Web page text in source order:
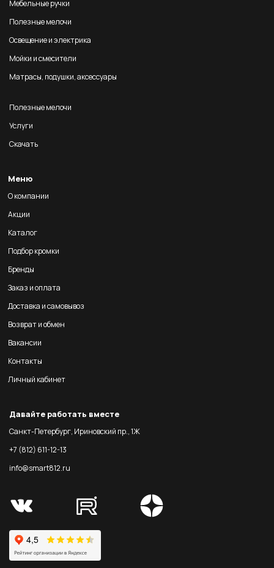
Мебельные ручки
Полезные мелочи
Освещение и электрика
Мойки и смесители
Матрасы, подушки, аксессуары
Полезные мелочи
Услуги
Скачать
Меню
О компании
Акции
Каталог
Подбор кромки
Бренды
Заказ и оплата
Доставка и самовывоз
Возврат и обмен
Вакансии
Контакты
Личный кабинет
Давайте работать вместе
Санкт-Петербург, Ириновский пр., 1Ж
+7 (812) 611-12-13
info@smart812.ru